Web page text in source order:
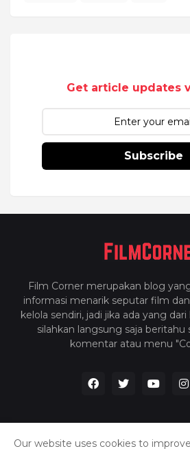
Get article updates
Subscribe
Film Corner merupakan blog
informasi menarik seputar film
kelola sendiri, jadi jika ada yang
silahkan langsung saja beritahu
komentar atau menu
Our website uses cookies to